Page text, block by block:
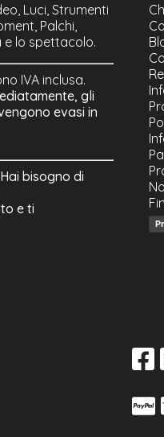
Luci, Strumenti
Palchi,
e lo spettacolo.
IVA inclusa.
gli
evasi in
bisogno di
e ti